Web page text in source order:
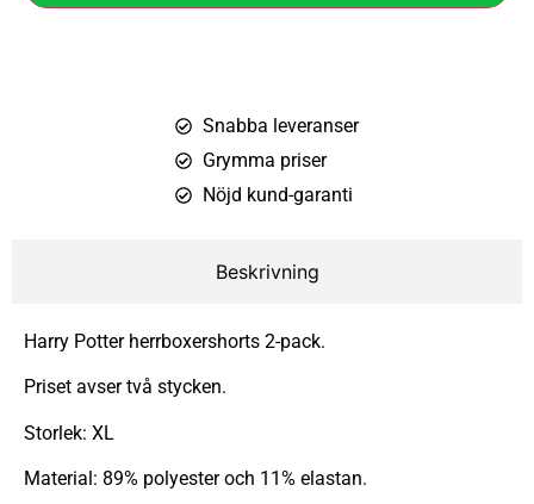
Snabba leveranser
Grymma priser
Nöjd kund-garanti
Beskrivning
Harry Potter herrboxershorts 2-pack.
Priset avser två stycken.
Storlek: XL
Material: 89% polyester och 11% elastan.